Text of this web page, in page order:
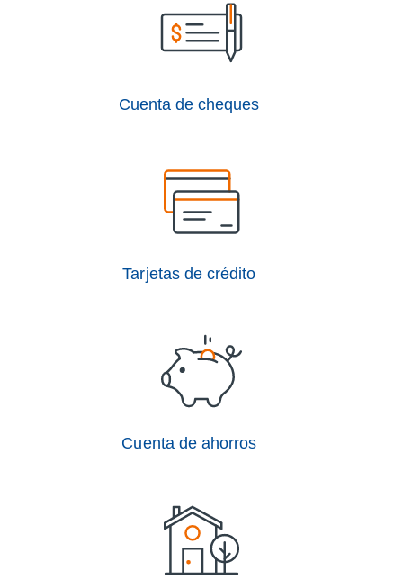
Cuenta de cheques
Tarjetas de crédito
Cuenta de ahorros